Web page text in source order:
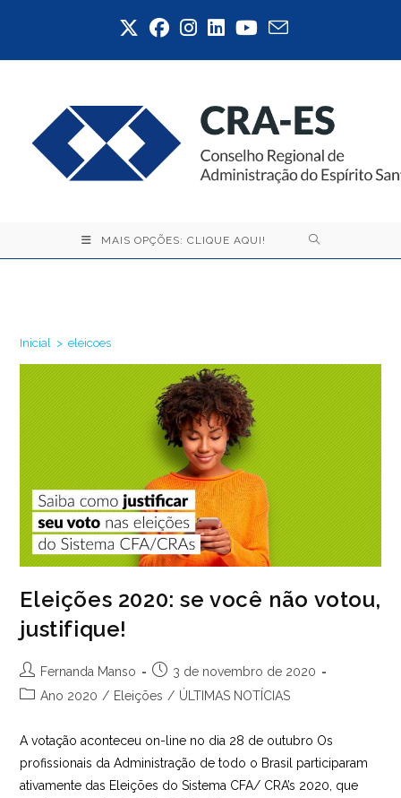
MAIS OPÇÕES: CLIQUE AQUI!
Inicial > eleicoes
Eleições 2020: se você não votou,
justifique!
Autor
do
Fernanda Manso
Post
publicado:
3 de novembro de 2020
Categoria
post:
Ano 2020 / Eleições / ÚLTIMAS NOTÍCIAS
A votação aconteceu on-line no dia 28 de outubro Os
profissionais da Administração de todo o Brasil participaram
ativamente das Eleições do Sistema CFA/ CRA’s 2020, que